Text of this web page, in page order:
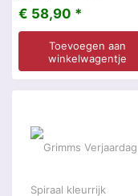
€ 58,90 *
Toevoegen aan
winkelwagentje